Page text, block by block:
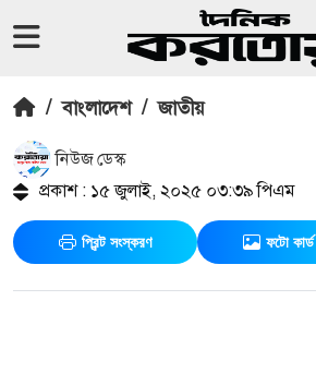
/ বাংলাদেশ / জাতীয়
নিউজ ডেস্ক
প্রকাশ : ১৫ জুলাই, ২০২৫ ০৩:৩৯ পিএম
প্রিন্ট সংস্করণ ফটো কার্ড